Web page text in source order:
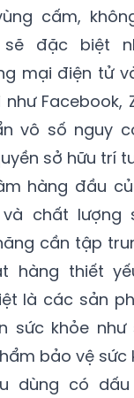
cấm,
sẽ đặc biệt
mại điện tử
Facebook,
vô số nguy
sở hữu trí
hàng đầu
chất lượng
cần tập
hàng thiết
là các sản
sức khỏe như
bảo vệ sức
dùng có